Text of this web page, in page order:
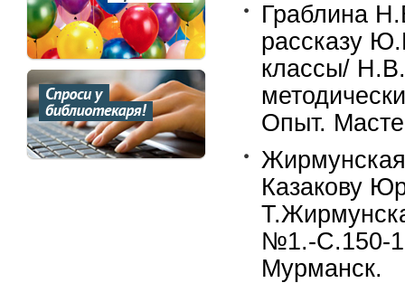
Граблина
рассказу
классы/
Опыт.
Казакову
№1.-С.150-
Мурманск.